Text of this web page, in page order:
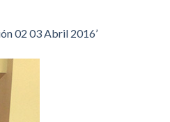
02 03 Abril 2016’